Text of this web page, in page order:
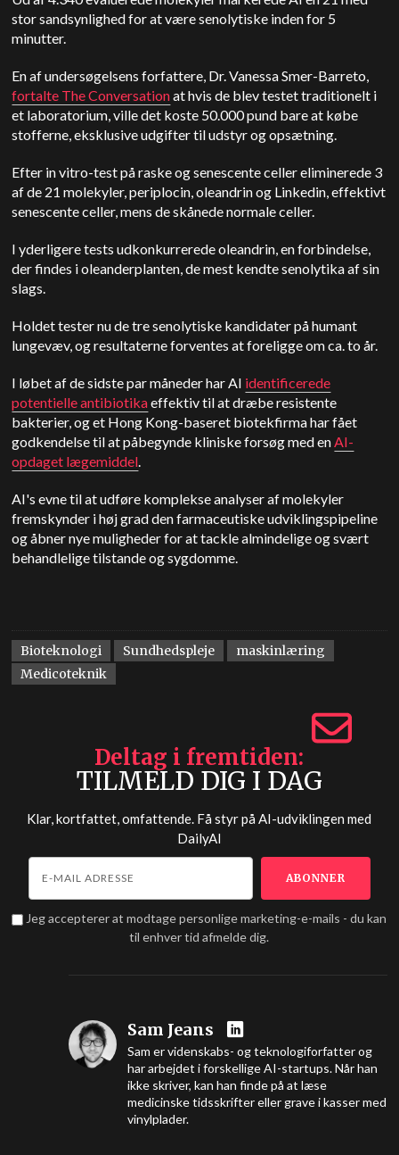
stor sandsynlighed for at være senolytiske inden for 5
minutter.
En af undersøgelsens forfattere, Dr. Vanessa Smer-Barreto,
fortalte The Conversationat hvis de blev testet traditionelt i
et laboratorium, ville det koste 50.000 pund bare at købe
stofferne, eksklusive udgifter til udstyr og opsætning.
Efter in vitro-test på raske og senescente celler eliminerede 3
af de 21 molekyler, periplocin, oleandrin og Linkedin, effektivt
senescente celler, mens de skånede normale celler.
I yderligere tests udkonkurrerede oleandrin, en forbindelse,
der findes i oleanderplanten, de mest kendte senolytika af sin
slags.
Holdet tester nu de tre senolytiske kandidater på humant
lungevæv, og resultaterne forventes at foreligge om ca. to år.
I løbet af de sidste par måneder har AI identificerede
potentielle antibiotikaeffektiv til at dræbe resistente
bakterier, og et Hong Kong-baseret biotekfirma har fået
godkendelse til at påbegynde kliniske forsøg med enAI-
opdaget lægemiddel.
AI's evne til at udføre komplekse analyser af molekyler
fremskynder i høj grad den farmaceutiske udviklingspipeline
og åbner nye muligheder for at tackle almindelige og svært
behandlelige tilstande og sygdomme.
Bioteknologi Sundhedspleje
maskinlæring
Medicoteknik
Deltag i fremtiden
TILMELD DIG I DAG
Klar, kortfattet, omfattende. Få styr på AI-udviklingen med
DailyAI
Jeg accepterer at modtage personlige marketing-e-mails - du kan
til enhver tid afmelde dig.
Sam Jeans
Sam er videnskabs- og teknologiforfatter og
har arbejdet i forskellige AI-startups. Når han
ikke skriver, kan han finde på at læse
medicinske tidsskrifter eller grave i kasser med
vinylplader.